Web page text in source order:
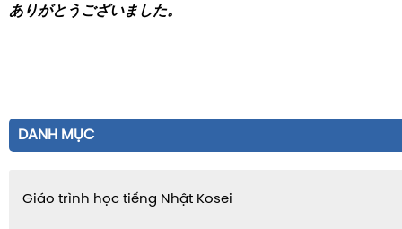
ありがとうございました。
DANH MỤC
Giáo trình học tiếng Nhật Kosei